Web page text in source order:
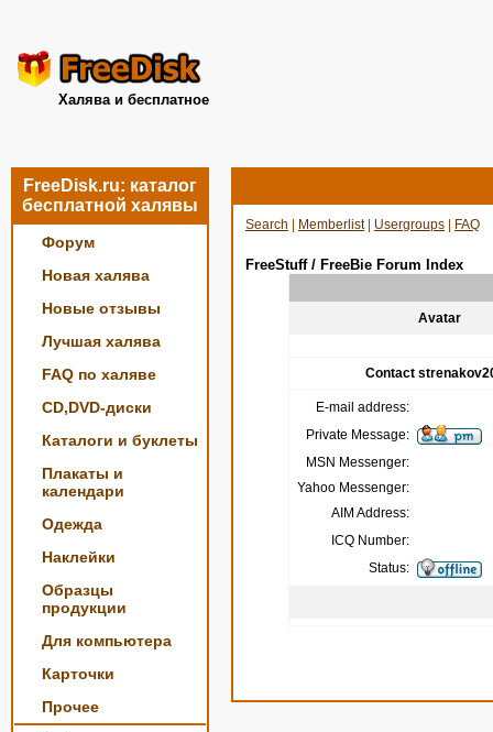
Халява и бесплатное
FreeDisk.ru: каталог
бесплатной халявы
Форум
Новая халява
Новые отзывы
Лучшая халява
FAQ по халяве
CD,DVD-диски
Каталоги и буклеты
Плакаты и
календари
Одежда
Наклейки
Образцы
продукции
Для компьютера
Карточки
Прочее
Search Memberlist| Usergroups FAQ
FreeStuff / FreeBie Forum Index
Avatar
Contact
E-mail address:
Private Message:
MSN Messenger:
Yahoo Messenger:
AIM Address:
ICQ Number:
Status: